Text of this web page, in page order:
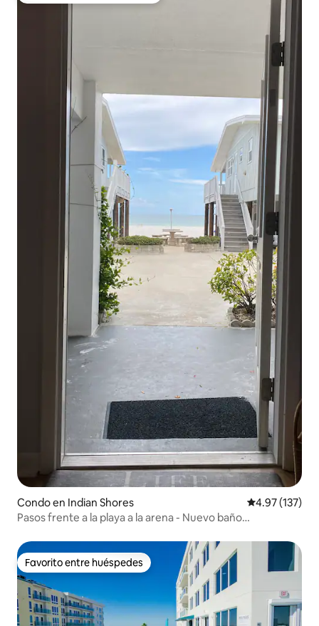
Condo en Indian Shores Calificación
4.97 (137)
Pasos frente a la playa a la arena - Nuevo baño
Favorito entre huéspedes
Favorito entre huéspedes